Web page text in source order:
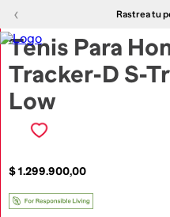
‹ Rastrea tu
‹
Tenis Para
Tracker-D S-
Low
$1.299.900,00